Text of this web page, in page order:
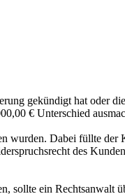
gekündigt hat oder
€ Unterschied
wurden. Dabei füllte
des
sollte ein Rechtsanwalt